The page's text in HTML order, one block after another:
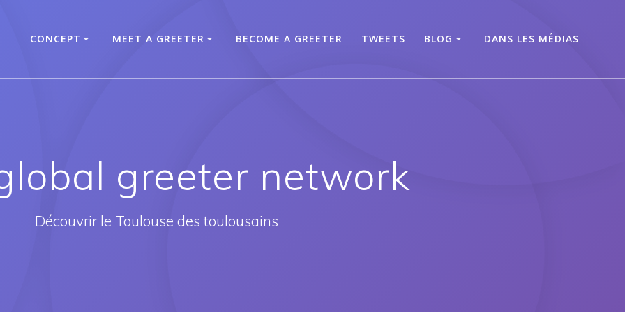
CONCEPT MEET A GREETER BECOME A GREETER TWEETS BLOG DANS LES MÉDIAS
greeter network
Découvrir le Toulouse des toulousains